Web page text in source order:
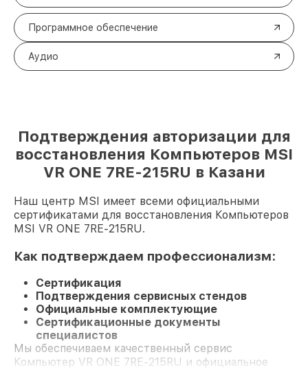
Программное обеспечение
Аудио
Подтверждения авторизации для
восстановления Компьютеров MSI
VR ONE 7RE-215RU в Казани
Наш центр MSI имеет всеми официальными
сертификатами для восстановления Компьютеров
MSI VR ONE 7RE-215RU.
Как подтверждаем профессионализм:
Сертификация
Подтверждения сервисных стендов
Официальные комплектующие
Сертификационные документы
специалистов
Мы обеспечиваем качественный сервис
Компьютер VR ONE 7RE-215RU и официальное